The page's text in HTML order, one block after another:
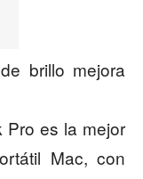
brillo mejora
Pro es la mejor
Mac, con